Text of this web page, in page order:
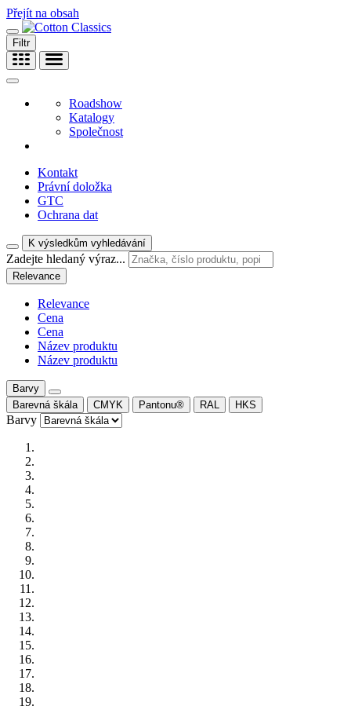
Přejít na obsah
Filtr
Roadshow
Katalogy
Společnost
Kontakt
Právní doložka
GTC
Ochrana dat
K výsledkům vyhledávání
Zadejte hledaný výraz...
Relevance
Relevance
Cena
Cena
Název produktu
Název produktu
Barvy
Barevná škála
CMYK Pantonu® RAL HKS
Barvy